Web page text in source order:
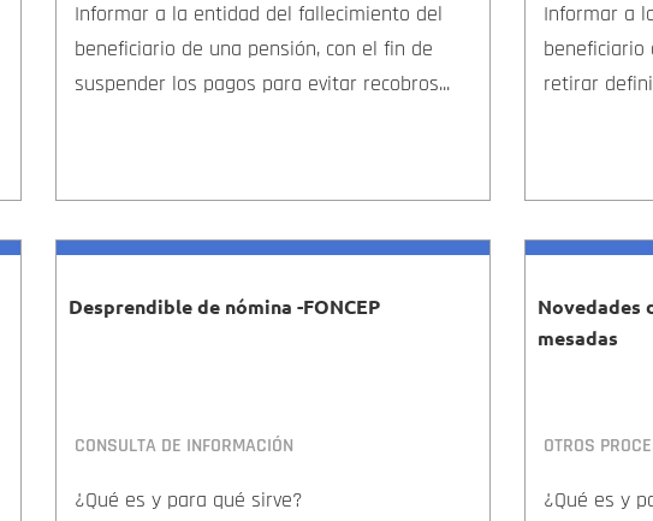
Informar a la entidad del fallecimiento del
beneficiario de una pensión, con el fin de
suspender los pagos para evitar recobros...
Informar a
beneficiario
retirar
Desprendible de nómina -FONCEP
CONSULTA DE INFORMACIÓN
¿Qué es y para qué sirve?
Novedades
mesadas
OTROS
¿Qué es y